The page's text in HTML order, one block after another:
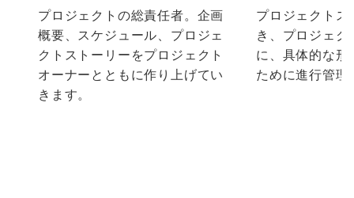
プロジェクトの総責任者。企画
概要、スケジュール、プロジェ
クトストーリーをプロジェクト
オーナーとともに作り上げてい
きます。
プロジェクト
き、プロジェ
に、具体的な
ために進行管